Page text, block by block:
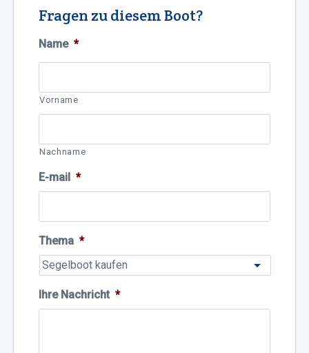
Fragen zu diesem Boot?
Name *
Vorname
Nachname
E-mail *
Thema *
Ihre Nachricht *